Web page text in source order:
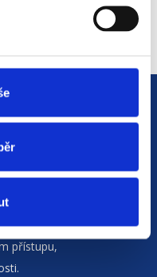
v
Zakládáme
přístupu,